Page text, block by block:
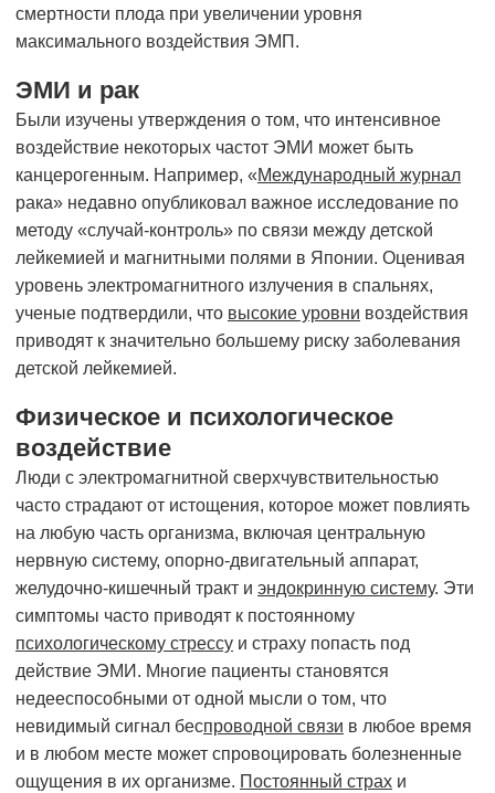
смертности плода при увеличении уровня
максимального воздействия ЭМП.
ЭМИ и рак
Были изучены утверждения о том, что интенсивное
воздействие некоторых частот ЭМИ может быть
канцерогенным. Например, «Международный журнал
рака» недавно опубликовал важное исследование по
методу «случай-контроль» по связи между детской
лейкемией и магнитными полями в Японии. Оценивая
уровень электромагнитного излучения в спальнях,
ученые подтвердили, что высокие уровни воздействия
приводят к значительно большему риску заболевания
детской лейкемией.
Физическое и психологическое
воздействие
Люди с электромагнитной сверхчувствительностью
часто страдают от истощения, которое может повлиять
на любую часть организма, включая центральную
нервную систему, опорно-двигательный аппарат,
желудочно-кишечный тракт и эндокринную систему. Эти
симптомы часто приводят к постоянному
психологическому стрессу и страху попасть под
действие ЭМИ. Многие пациенты становятся
недееспособными от одной мысли о том, что
невидимый сигнал беспроводной связи в любое время
и в любом месте может спровоцировать болезненные
ощущения в их организме. Постоянный страх и